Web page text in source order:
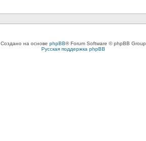
Создано на основе phpBB® Forum Software © phpBB Group
Русская поддержка phpBB